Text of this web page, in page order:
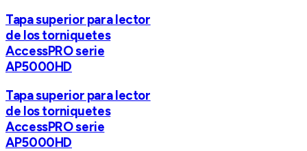
Tapa superior para lector
de los torniquetes
AccessPRO serie
AP5000HD
Tapa superior para lector
de los torniquetes
AccessPRO serie
AP5000HD